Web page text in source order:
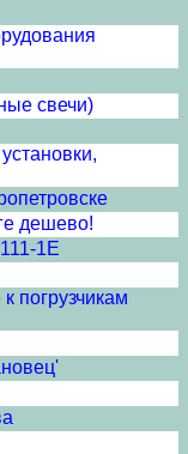
свечи)
дешево!
1Е
погрузчикам